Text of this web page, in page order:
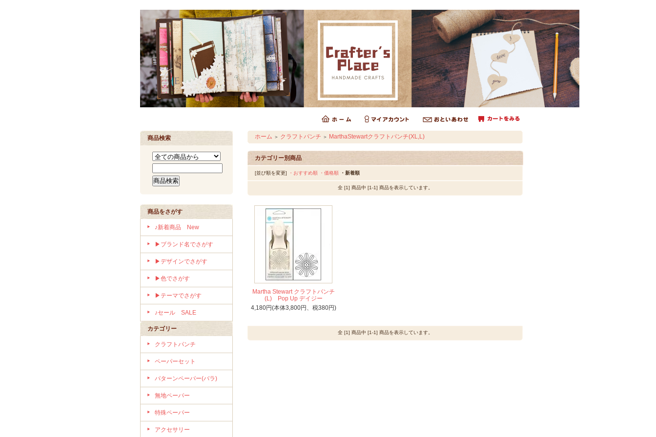
商品検索
商品をさがす
♪新着商品 New
▶ブランド名でさがす
▶デザインでさがす
▶色でさがす
▶テーマでさがす
♪セール SALE
カテゴリー
クラフトパンチ
ペーパーセット
パターンペーパー(バラ)
無地ペーパー
特殊ペーパー
アクセサリー
ホーム ＞ クラフトパンチ ＞ MarthaStewartクラフトパンチ(XL,L)
カテゴリー別商品
[並び順を変更] ・おすすめ順 ・価格順 ・新着順
全 [1] 商品中 [1-1] 商品を表示しています。
Martha Stewart クラフトパンチ
(L) Pop Up デイジー
4,180円(本体3,800円、税380円)
全 [1] 商品中 [1-1] 商品を表示しています。